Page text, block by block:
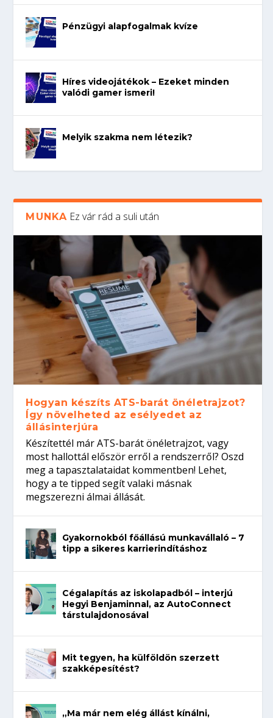
Pénzügyi alapfogalmak kvíze
Híres videojátékok – Ezeket minden
valódi gamer ismeri!
Melyik szakma nem létezik?
MUNKA Ez vár rád a suli után
Hogyan készíts ATS-barát önéletrajzot?
Így növelheted az esélyedet az
állásinterjúra
Készítettél már ATS-barát önéletrajzot, vagy
most hallottál először erről a rendszerről? Oszd
meg a tapasztalataidat kommentben! Lehet,
hogy a te tipped segít valaki másnak
megszerezni álmai állását.
Gyakornokból főállású munkavállaló – 7
tipp a sikeres karrierindításhoz
Cégalapítás az iskolapadból – interjú
Hegyi Benjaminnal, az AutoConnect
társtulajdonosával
Mit tegyen, ha külföldön szerzett
szakképesítést?
„Ma már nem elég állást kínálni,